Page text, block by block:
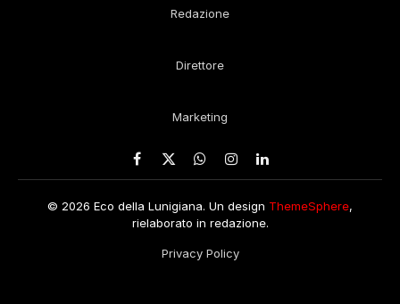
Redazione
Direttore
Marketing
Facebook
X
WhatsApp
Instagram
LinkedIn
© 2026 Eco della Lunigiana. Un design ThemeSphere,
rielaborato in redazione.
Privacy Policy